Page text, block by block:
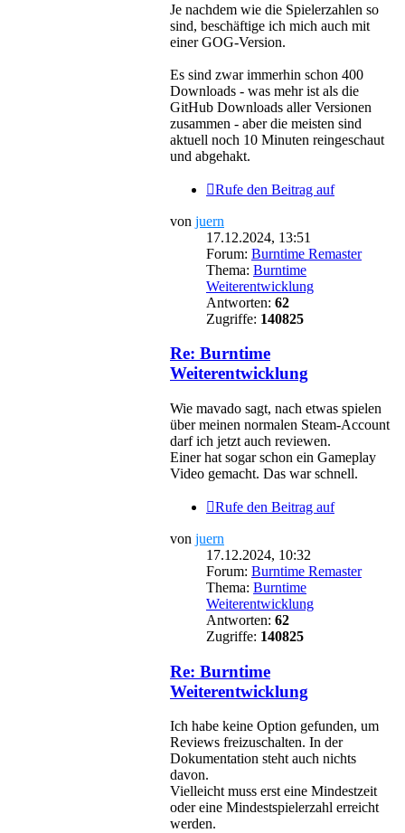
Je nachdem wie die Spielerzahlen so
sind, beschäftige ich mich auch mit
einer GOG-Version.
Es sind zwar immerhin schon 400
Downloads - was mehr ist als die
GitHub Downloads aller Versionen
zusammen - aber die meisten sind
aktuell noch 10 Minuten reingeschaut
und abgehakt.
Rufe den Beitrag auf
von juern
17.12.2024, 13:51
Forum: Burntime Remaster
Thema: Burntime
Weiterentwicklung
Antworten: 62
Zugriffe: 140825
Re: Burntime
Weiterentwicklung
Wie mavado sagt, nach etwas spielen
über meinen normalen Steam-Account
darf ich jetzt auch reviewen.
Einer hat sogar schon ein Gameplay
Video gemacht. Das war schnell.
Rufe den Beitrag auf
von juern
17.12.2024, 10:32
Forum: Burntime Remaster
Thema: Burntime
Weiterentwicklung
Antworten: 62
Zugriffe: 140825
Re: Burntime
Weiterentwicklung
Ich habe keine Option gefunden, um
Reviews freizuschalten. In der
Dokumentation steht auch nichts
davon.
Vielleicht muss erst eine Mindestzeit
oder eine Mindestspielerzahl erreicht
werden.